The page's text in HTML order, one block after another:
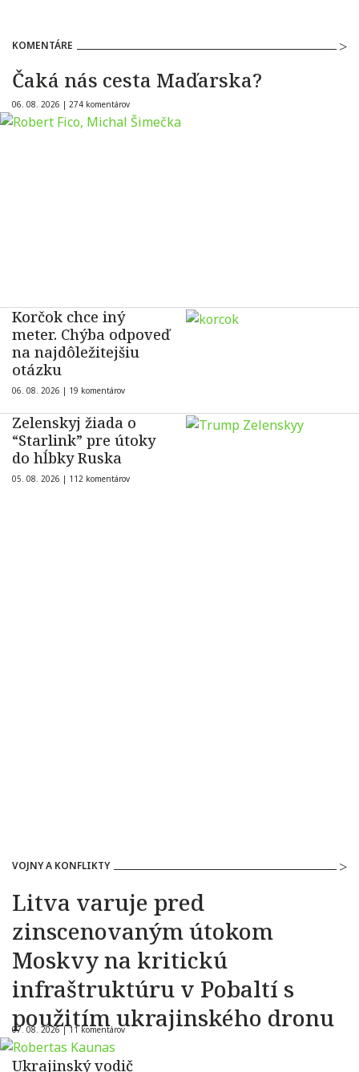
KOMENTÁRE
Čaká nás cesta Maďarska?
06. 08. 2026 | 274 komentárov
Korčok chce iný
meter. Chýba odpoveď
na najdôležitejšiu
otázku
06. 08. 2026 | 19 komentárov
Zelenskyj žiada o
“Starlink” pre útoky
do hĺbky Ruska
05. 08. 2026 | 112 komentárov
VOJNY A KONFLIKTY
Litva varuje pred
zinscenovaným útokom
Moskvy na kritickú
infraštruktúru v Pobaltí s
použitím ukrajinského dronu
07. 08. 2026 |11 komentárov
Ukrajinský vodič